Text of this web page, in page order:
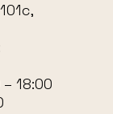
18:00